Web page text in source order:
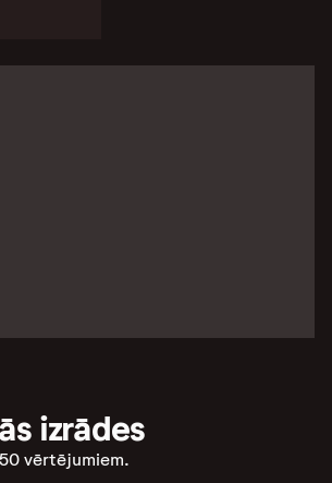
izrādes
vērtējumiem.